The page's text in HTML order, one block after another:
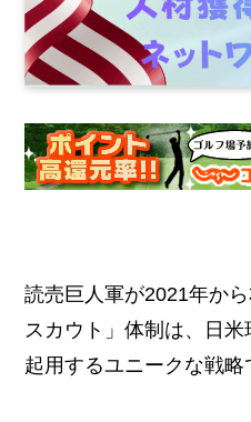
読売巨人軍が2021年か
スカウト」体制は、日
起用するユニークな戦略